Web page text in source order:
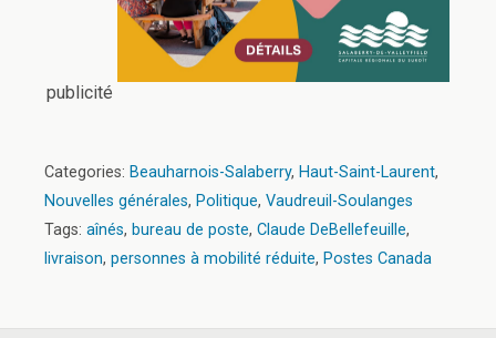
publicité
Categories: Beauharnois-Salaberry, Haut-Saint-Laurent,
Nouvelles générales, Politique, Vaudreuil-Soulanges
Tags: aînés, bureau de poste, Claude DeBellefeuille,
livraison, personnes à mobilité réduite, Postes Canada